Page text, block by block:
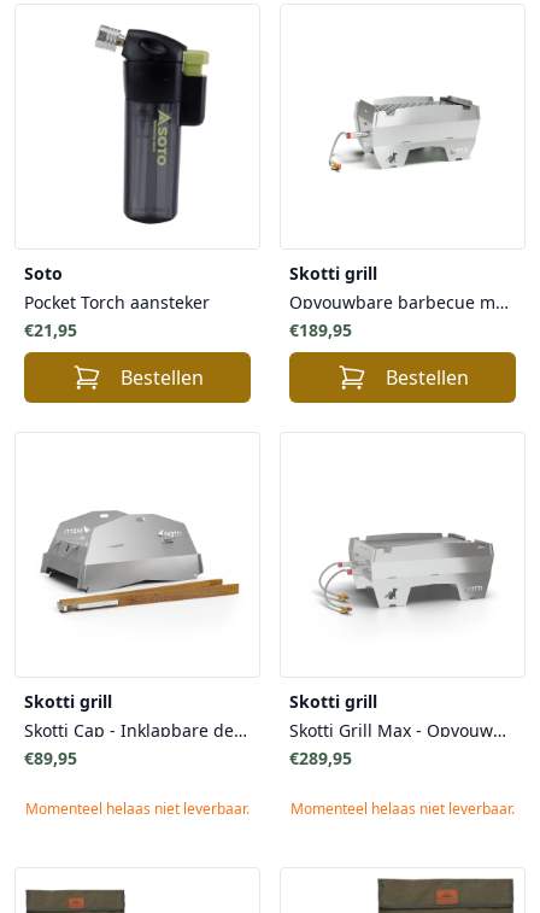
Soto
Pocket Torch aansteker
€21,95
Bestellen
Skotti grill
Opvouwbare barbecue met draagtas
€189,95
Bestellen
Skotti grill
Skotti Cap - Inklapbare deksel voor Skotti Grill
€89,95
Momenteel helaas niet leverbaar.
Skotti grill
Skotti Grill Max - Opvouwbare gas barbecue met draagtas
€289,95
Momenteel helaas niet leverbaar.